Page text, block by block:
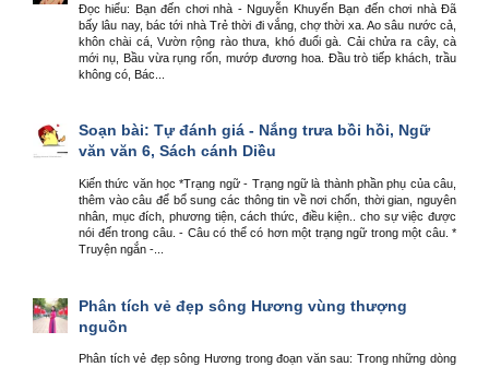
Đọc hiểu: Bạn đến chơi nhà - Nguyễn Khuyến Bạn đến chơi nhà Đã
bấy lâu nay, bác tới nhà Trẻ thời đi vắng, chợ thời xa. Ao sâu nước cả,
khôn chài cá, Vườn rộng rào thưa, khó đuổi gà. Cải chửa ra cây, cà
mới nụ, Bầu vừa rụng rốn, mướp đương hoa. Đầu trò tiếp khách, trầu
không có, Bác...
Soạn bài: Tự đánh giá - Nắng trưa bồi hồi, Ngữ
văn văn 6, Sách cánh Diều
Kiến thức văn học *Trạng ngữ - Trạng ngữ là thành phần phụ của câu,
thêm vào câu để bổ sung các thông tin về nơi chốn, thời gian, nguyên
nhân, mục đích, phương tiện, cách thức, điều kiện.. cho sự việc được
nói đến trong câu. - Câu có thể có hơn một trạng ngữ trong một câu. *
Truyện ngắn -...
Phân tích vẻ đẹp sông Hương vùng thượng
nguồn
Phân tích vẻ đẹp sông Hương trong đoạn văn sau: Trong những dòng